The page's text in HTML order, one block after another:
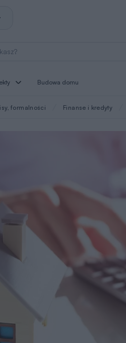
Budowa domu
formalności Finanse i kredyty